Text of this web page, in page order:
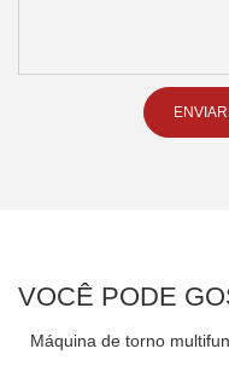
VOCÊ PODE
Máquina de torno